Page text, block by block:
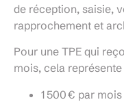
de réception, saisie,
rapprochement et
Pour une TPE qui
mois, cela représente
1 500 € par